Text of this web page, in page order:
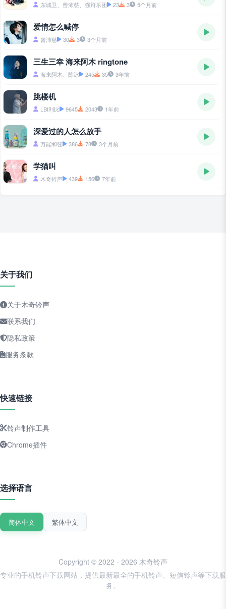
东城卫、曾沛慈、强辩乐团 23 3 5个月前
爱情怎么喊停
曾沛慈 30 3 3个月前
三生三幸 海来阿木 ringtone
海来阿木、陈冰 245 35 3年前
跳楼机
LBI利比 9645 2043 1年前
深爱过的人怎么放手
万能和弦 386 78 3个月前
学猫叫
木奇铃声 439 156 7年前
关于我们
关于木奇铃声
联系我们
隐私政策
服务条款
快速链接
铃声制作工具
Chrome插件
选择语言
简体中文 繁体中文
Copyright © 2022 - 2026 木奇铃声
专业的手机铃声下载网站，提供最新最全的手机铃声、短信铃声等下载服
务。